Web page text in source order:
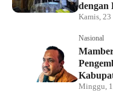
dengan
Kamis,
Nasional
Minggu,